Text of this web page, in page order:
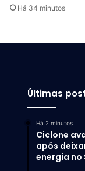
Há 34 minutos
Últimas
Há 2 minutos
Ciclone
após
energia no